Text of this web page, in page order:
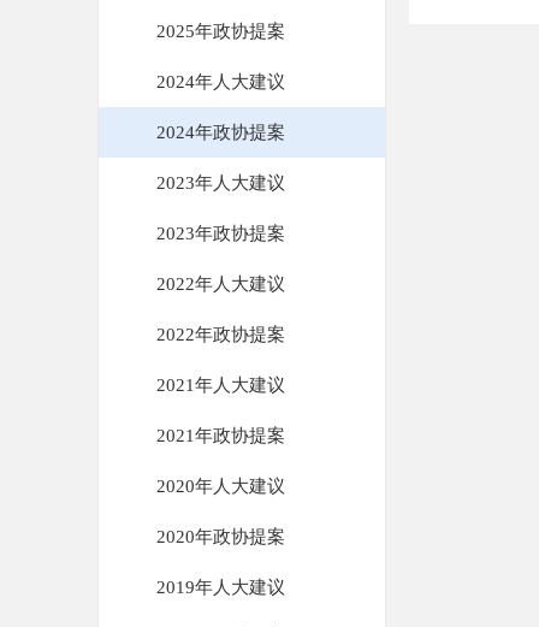
2025年政协提案
2024年人大建议
2024年政协提案
2023年人大建议
2023年政协提案
2022年人大建议
2022年政协提案
2021年人大建议
2021年政协提案
2020年人大建议
2020年政协提案
2019年人大建议